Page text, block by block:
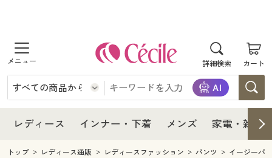
詳細検索 カート
商品を探す
レディース
レディースファッション
インナー・下着
インナー・下着通販すべて
メンズ
レディース インナー・下着 メンズ 家電・雑貨
レディース
レディース通販すべて
レディースファッション
インナー・下着
インナー・下着通販すべて
メンズ
トップ レディース通販 レディースファッション パンツ イージーパ